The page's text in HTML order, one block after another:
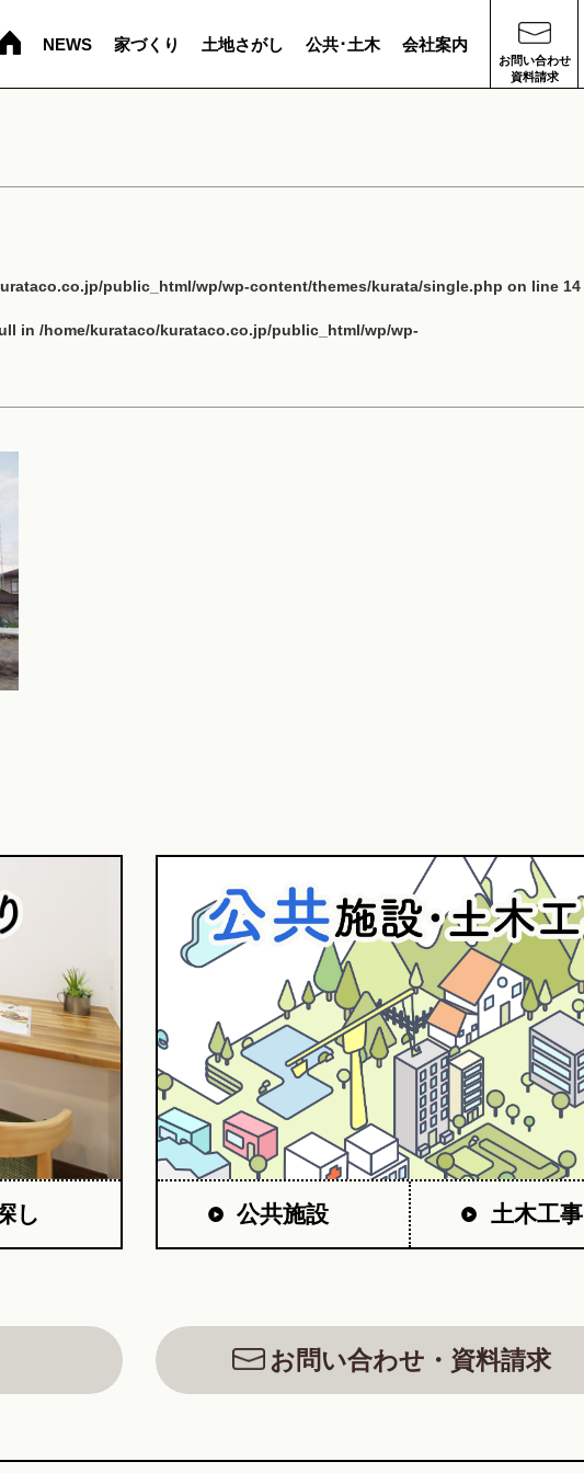
NEWS 家づくり 土地さがし 公共･土木 会社案内
お問い合わせ
資料請求
public_html/wp/wp-content/themes/kurata/single.php on line 14
in /home/kurataco/kurataco.co.jp/public_html/wp/wp-
し 公共施設 土木工事
お問い合わせ・資料請求